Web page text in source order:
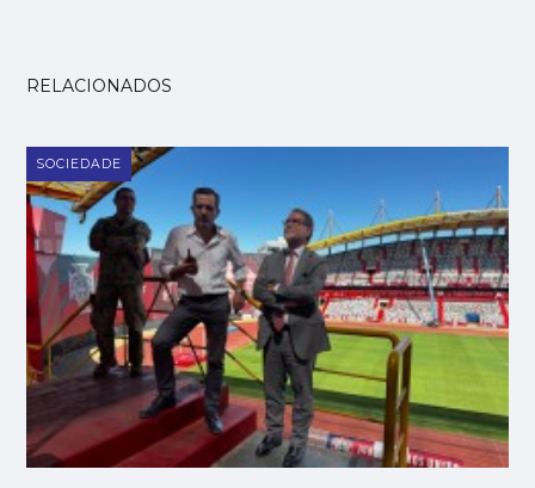
RELACIONADOS
SOCIEDADE